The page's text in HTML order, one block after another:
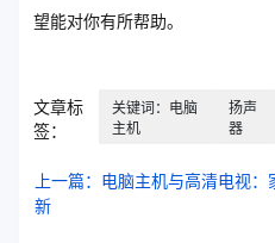
望能对你有所帮助。
文章标
签：
关键词：电脑
主机
扬声
器
上一篇：电脑主机与高清电视
新